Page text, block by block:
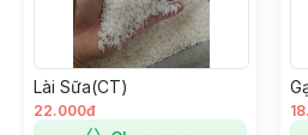
Lài Sữa(CT)
22.000đ